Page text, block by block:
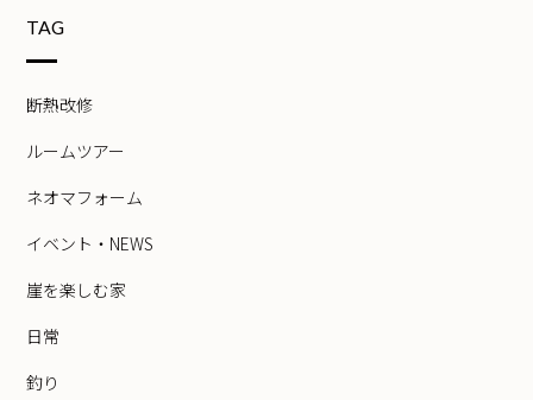
TAG
断熱改修
ルームツアー
ネオマフォーム
イベント・NEWS
崖を楽しむ家
日常
釣り